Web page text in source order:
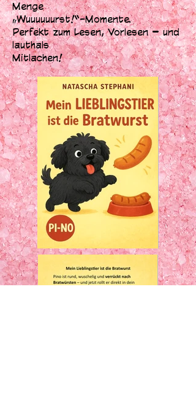
Menge
„Wuuuuuurst!“-Momente.
Perfekt zum Lesen, Vorlesen – und
lauthals
Mitlachen!